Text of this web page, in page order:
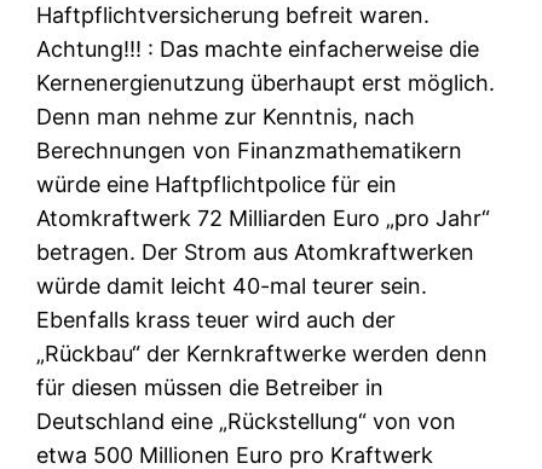
Haftpflichtversicherung befreit waren.
Achtung!!! : Das machte einfacherweise die
Kernenergienutzung überhaupt erst möglich.
Denn man nehme zur Kenntnis, nach
Berechnungen von Finanzmathematikern
würde eine Haftpflichtpolice für ein
Atomkraftwerk 72 Milliarden Euro „pro Jahr“
betragen. Der Strom aus Atomkraftwerken
würde damit leicht 40-mal teurer sein.
Ebenfalls krass teuer wird auch der
„Rückbau“ der Kernkraftwerke werden denn
für diesen müssen die Betreiber in
Deutschland eine „Rückstellung“ von von
etwa 500 Millionen Euro pro Kraftwerk